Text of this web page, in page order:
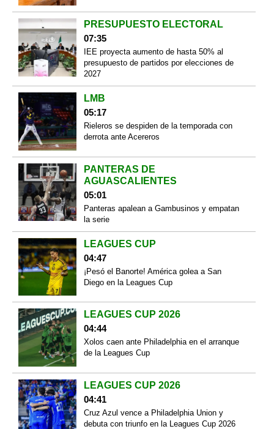
PRESUPUESTO ELECTORAL
07:35
IEE proyecta aumento de hasta 50% al
presupuesto de partidos por elecciones de
2027
LMB
05:17
Rieleros se despiden de la temporada con
derrota ante Acereros
PANTERAS DE
AGUASCALIENTES
05:01
Panteras apalean a Gambusinos y empatan
la serie
LEAGUES CUP
04:47
¡Pesó el Banorte! América golea a San
Diego en la Leagues Cup
LEAGUES CUP 2026
04:44
Xolos caen ante Philadelphia en el arranque
de la Leagues Cup
LEAGUES CUP 2026
04:41
Cruz Azul vence a Philadelphia Union y
debuta con triunfo en la Leagues Cup 2026